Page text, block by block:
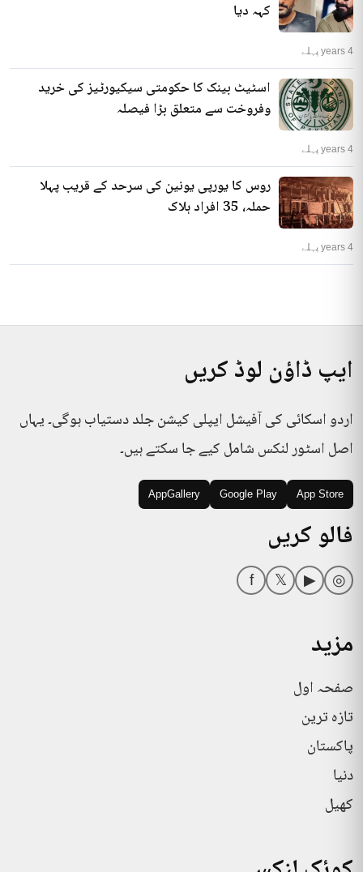
ارشد وارثی نے اپنے شہرہ آفاق کردار کو احمقانہ
اسٹیٹ بینک کا حکومتی سیکیورٹیز کی خرید
روس کا یورپی یونین کی سرحد کے قریب پہلا
ایپ ڈاؤن لوڈ کریں
اردو اسکائی کی آفیشل ایپلی کیشن جلد دستیاب ہوگی۔ یہاں
فالو کریں
مزید
صفحہ اول
تازہ ترین
پاکستان
دنیا